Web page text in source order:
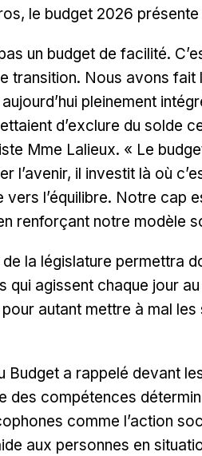
le budget 2026
un budget de facilité.
transition. Nous avons
pleinement
d’exclure du solde
Mme Lalieux. « Le
l’avenir, il investit là où
l’équilibre. Notre cap
renforçant notre modèle
la législature permettra
qui agissent chaque jour
autant mettre à mal
Budget a rappelé devant
des compétences
comme l’action
aux personnes en